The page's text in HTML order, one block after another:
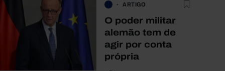
ARTIGO
O poder militar
alemão tem de
agir por conta
própria